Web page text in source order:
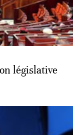
législative